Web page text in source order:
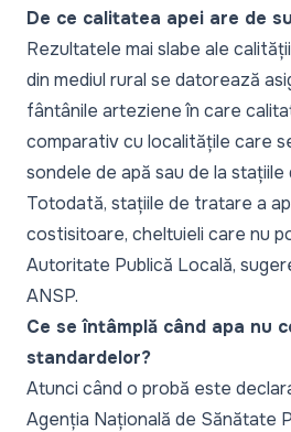
De ce calitatea apei are de
Rezultatele mai slabe ale
din mediul rural se datorează
fântânile arteziene în care
comparativ cu localitățile care
sondele de apă sau de la
Totodată, stațiile de tratare a
costisitoare, cheltuieli care nu
Autoritate Publică Locală,
ANSP.
Ce se întâmplă când apa nu
standardelor?
Atunci când o probă este
Agenția Națională de Sănătate